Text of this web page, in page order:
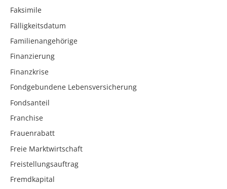
Faksimile
Fälligkeitsdatum
Familienangehörige
Finanzierung
Finanzkrise
Fondgebundene Lebensversicherung
Fondsanteil
Franchise
Frauenrabatt
Freie Marktwirtschaft
Freistellungsauftrag
Fremdkapital